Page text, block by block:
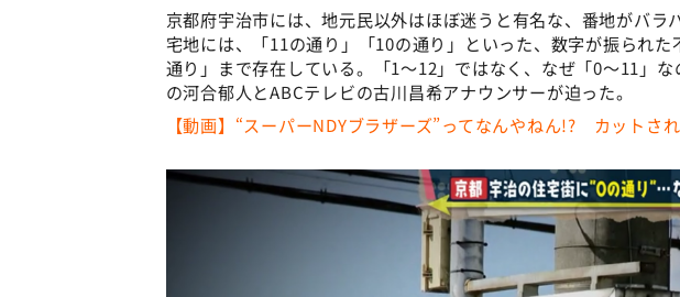
京都府宇治市には、地元民以外はほぼ迷うと有名な、番地がバラ
宅地には、「11の通り」「10の通り」といった、数字が振られた
通り」まで存在している。「1～12」ではなく、なぜ「0～11」
の河合郁人とABCテレビの古川昌希アナウンサーが迫った。
【動画】“スーパーNDYブラザーズ”ってなんやねん!? カットさ